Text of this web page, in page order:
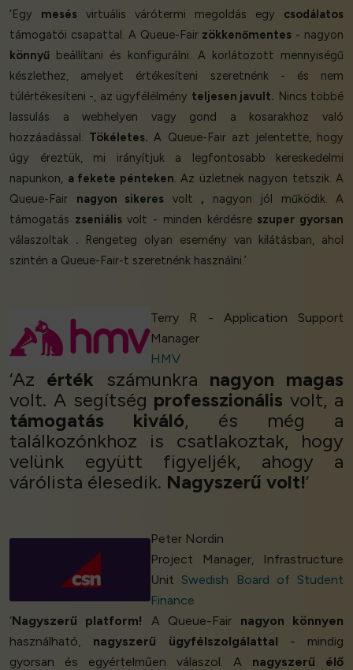
‘Egy mesés virtuális várótermi megoldás egy csodálatos
támogatói csapattal. A Queue-Fair zökkenőmentes - nagyon
könnyű beállítani és konfigurálni. A korlátozott mennyiségű
készlethez, amelyet értékesíteni szeretnénk - és nem
túlértékesíteni -, az ügyfélélmény teljesen javult. Nincs többé
lassulás a webhelyen vagy gond a kosarakhoz való
hozzáadással. Tökéletes. A Queue-Fair azt jelentette, hogy
úgy éreztük, mi irányítjuk a legfontosabb kereskedelmi
napunkon, a fekete pénteken. Az üzletnek nagyon tetszik. A
Queue-Fair nagyon sikeres volt , nagyon jól működik. A
támogatás zseniálisvolt - minden kérdésre szuper gyorsan
válaszoltak . Rengeteg olyan esemény van kilátásban, ahol
szintén a Queue-Fair-t szeretnénk használni.’
Terry R - Application Support
Manager
HMV
‘Az érték számunkra nagyon magas
volt. A segítség professzionális volt, a
támogatás
kiváló, és még a
találkozónkhoz is csatlakoztak, hogy
velünk együtt figyeljék, ahogy a
várólista élesedik. Nagyszerű volt!’
Peter Nordin
Project Manager, Infrastructure
Unit Swedish Board of Student
Finance
‘Nagyszerű platform! A Queue-Fair nagyon könnyen
használható, nagyszerű ügyfélszolgálattal - mindig
gyorsan és egyértelműen válaszol. A nagyszerű élő